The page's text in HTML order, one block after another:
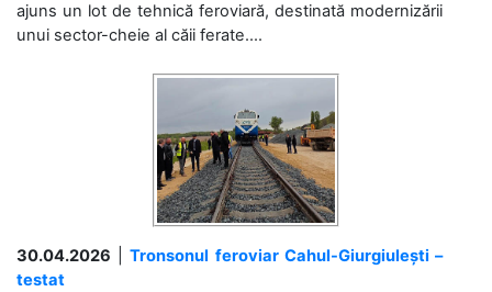
ajuns un lot de tehnică feroviară, destinată modernizării
unui sector-cheie al căii ferate....
30.04.2026 |Tronsonul feroviar Cahul-Giurgiulești –
testat